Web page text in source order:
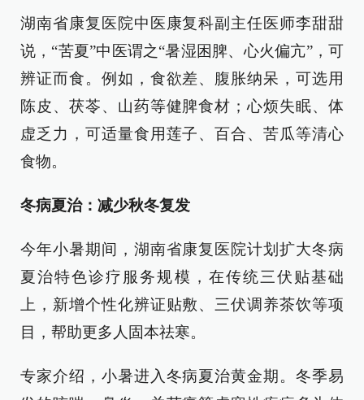
湖南省康复医院中医康复科副主任医师李甜甜
说，“苦夏”中医谓之“暑湿困脾、心火偏亢”，可
辨证而食。例如，食欲差、腹胀纳呆，可选用
陈皮、茯苓、山药等健脾食材；心烦失眠、体
虚乏力，可适量食用莲子、百合、苦瓜等清心
食物。
冬病夏治：减少秋冬复发
今年小暑期间，湖南省康复医院计划扩大冬病
夏治特色诊疗服务规模，在传统三伏贴基础
上，新增个性化辨证贴敷、三伏调养茶饮等项
目，帮助更多人固本祛寒。
专家介绍，小暑进入冬病夏治黄金期。冬季易